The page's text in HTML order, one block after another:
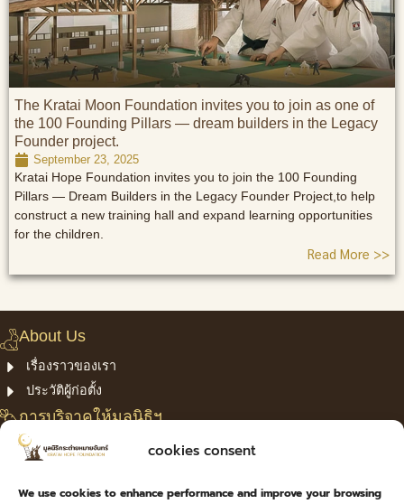
cookies consent
We use cookies to enhance performance and improve your browsing
The Kratai Moon Foundation invites you to join as one of
the 100 Founding Pillars — dream builders in the Legacy
Founder project.
September 23, 2025
Kratai Hope Foundation invites you to join the 100 Founding
Pillars — Dream Builders in the Legacy Founder Project,to help
construct a new training hall and expand learning opportunities
for the children.
Read More >>
About Us
เรื่องราวของเรา
ประวัติผู้ก่อตั้ง
การบริจาคให้มูลนิธิฯ
โครงการของเรา
privacy policy